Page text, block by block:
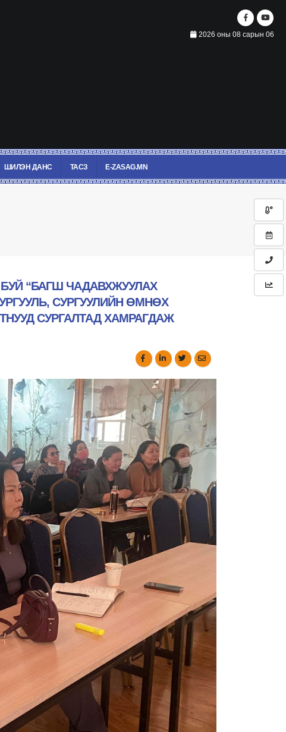
2026 оны 08 сарын 06
ШИЛЭН ДАНС ТАСЗ E-ZASAG.MN
“БАГШ ЧАДАВХЖУУЛАХ
СУРГУУЛИЙН ӨМНӨХ
СУРГАЛТАД ХАМРАГДАЖ